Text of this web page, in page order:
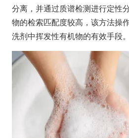
分离，并通过质谱检测进行定性
物的检索匹配度较高，该方法操
洗剂中挥发性有机物的有效手段。